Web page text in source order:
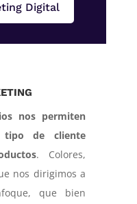
Digital
nos permiten
de cliente
. Colores,
nos dirigimos a
que bien